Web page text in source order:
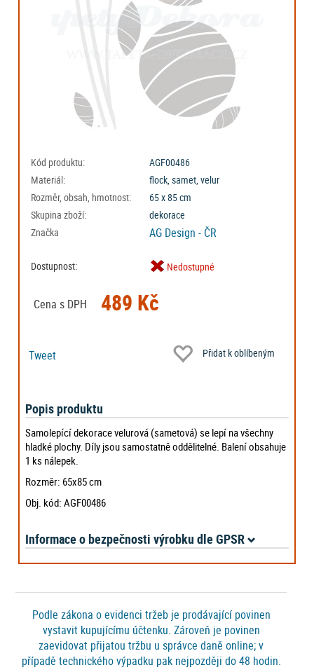
Kód produktu:
AGF00486
Materiál:
flock, samet, velur
Rozměr, obsah, hmotnost:
65 x 85 cm
Skupina zboží:
dekorace
Značka
AG Design - ČR
Dostupnost: Nedostupné
Cena s DPH 489 Kč
Tweet Přidat k oblíbeným
Popis produktu
Samolepící dekorace velurová (sametová) se lepí na všechny
hladké plochy. Díly jsou samostatně oddělitelné. Balení obsahuje
1 ks nálepek.
Rozměr: 65x85 cm
Obj. kód: AGF00486
Informace o bezpečnosti výrobku dle GPSR
Podle zákona o evidenci tržeb je prodávající povinen
vystavit kupujícímu účtenku. Zároveň je povinen
zaevidovat přijatou tržbu u správce daně online; v
případě technického výpadku pak nejpozději do 48 hodin.